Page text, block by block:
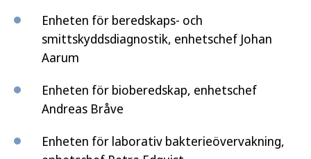
Enheten för beredskaps- och
smittskyddsdiagnostik, enhetschef Johan
Aarum
Enheten för bioberedskap, enhetschef
Andreas Bråve
Enheten för laborativ bakterieövervakning,